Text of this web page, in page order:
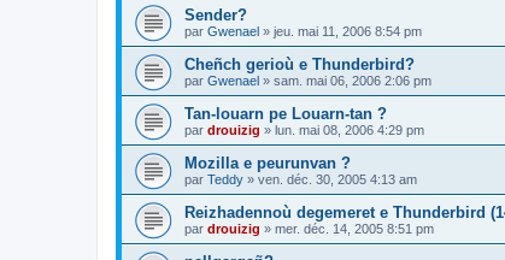
Sender?
par Gwenael » jeu. mai 11, 2006 8:54 pm
Cheñch gerioù e Thunderbird?
par Gwenael » sam. mai 06, 2006 2:06 pm
Tan-louarn pe Louarn-tan ?
par drouizig » lun. mai 08, 2006 4:29 pm
Mozilla e peurunvan ?
par Teddy » ven. déc. 30, 2005 4:13 am
Reizhadennoù degemeret e Thunderbird
par drouizig » mer. déc. 14, 2005 8:51 pm